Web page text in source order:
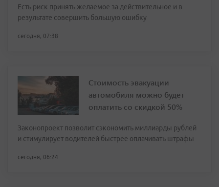
Есть риск принять желаемое за действительное и в
результате совершить большую ошибку
сегодня, 07:38
Стоимость эвакуации
автомобиля можно будет
оплатить со скидкой 50%
Законопроект позволит сэкономить миллиарды рублей
и стимулирует водителей быстрее оплачивать штрафы
сегодня, 06:24